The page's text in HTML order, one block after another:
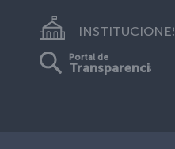
INSTITUCIONES
Portal de
Transparencia